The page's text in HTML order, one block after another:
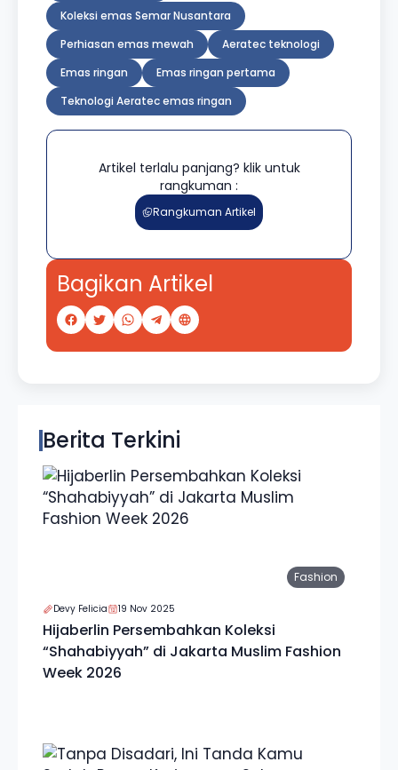
Koleksi emas Semar Nusantara
Perhiasan emas mewah
Aeratec teknologi
Emas ringan
Emas ringan pertama
Teknologi Aeratec emas ringan
Artikel terlalu panjang? klik untuk
rangkuman :
Rangkuman Artikel
Bagikan Artikel
Berita Terkini
Fashion
Devy Felicia 19 Nov 2025
Hijaberlin Persembahkan Koleksi
“Shahabiyyah” di Jakarta Muslim Fashion
Week 2026